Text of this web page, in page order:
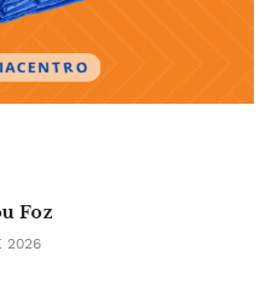
Foz
2026